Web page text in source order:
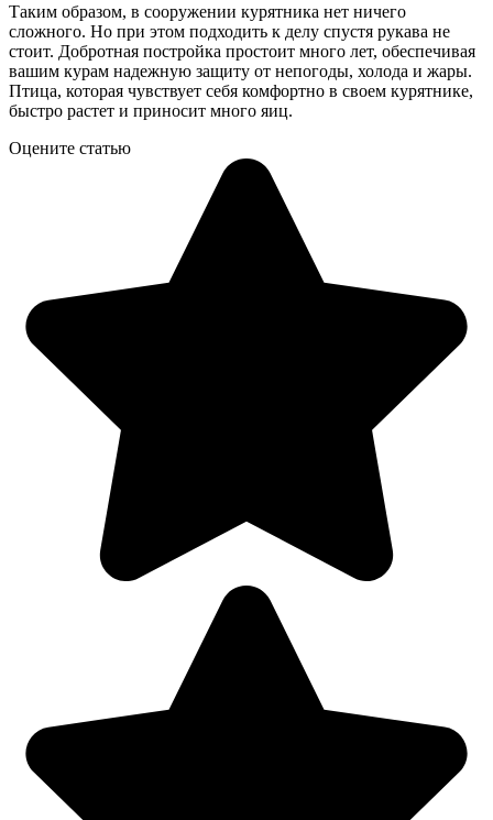
Таким образом, в сооружении курятника нет ничего
сложного. Но при этом подходить к делу спустя рукава не
стоит. Добротная постройка простоит много лет, обеспечивая
вашим курам надежную защиту от непогоды, холода и жары.
Птица, которая чувствует себя комфортно в своем курятнике,
быстро растет и приносит много яиц.
Оцените статью